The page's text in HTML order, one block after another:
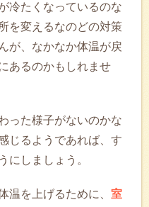
冷たくなっているのな
を変えるなのどの対策
が、なかなか体温が戻
あるのかもしれませ
った様子がないのかな
じるようであれば、す
にしましょう。
温を上げるために、 室